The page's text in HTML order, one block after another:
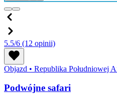
5.5/6 (12 opinii)
Objazd • Republika Południowej
Podwójne safari